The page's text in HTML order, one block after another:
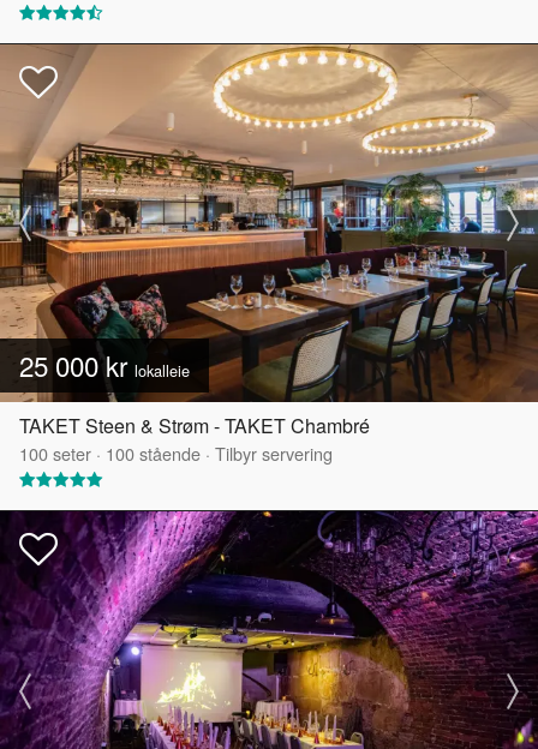
25 000 kr lokalleie
TAKET Steen & Strøm - TAKET Chambré
100seter · 100stående · Tilbyr servering